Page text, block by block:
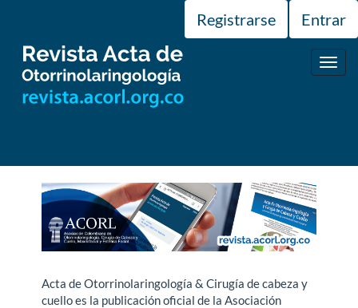
principal
Barra
lateral
Registrarse Entrar
Acta de Otorrinolaringología & Cirugía de cabeza y
cuello es la publicación oficial de la Asociación